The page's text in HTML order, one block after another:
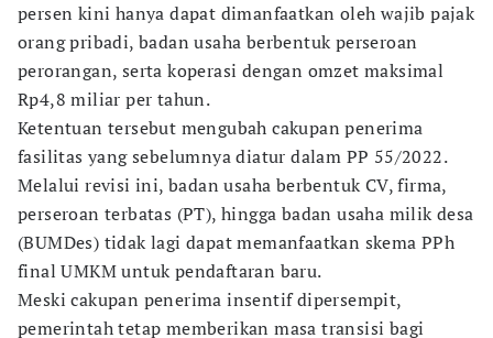
persen kini hanya dapat dimanfaatkan oleh wajib pajak
orang pribadi, badan usaha berbentuk perseroan
perorangan, serta koperasi dengan omzet maksimal
Rp4,8 miliar per tahun.
Ketentuan tersebut mengubah cakupan penerima
fasilitas yang sebelumnya diatur dalam PP 55/2022.
Melalui revisi ini, badan usaha berbentuk CV, firma,
perseroan terbatas (PT), hingga badan usaha milik desa
(BUMDes) tidak lagi dapat memanfaatkan skema PPh
final UMKM untuk pendaftaran baru.
Meski cakupan penerima insentif dipersempit,
pemerintah tetap memberikan masa transisi bagi